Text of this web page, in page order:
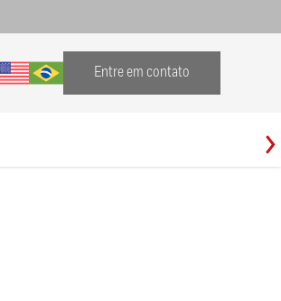
Entre em contato